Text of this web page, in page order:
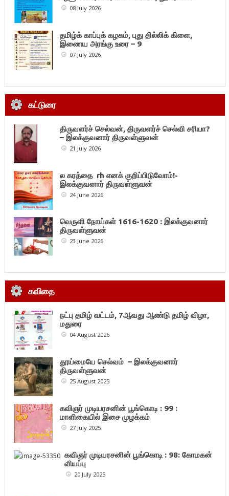
08 July 2026
தமிழ்க் காப்புக் கழகம், புது தில்லிக் கிளை,
இணைய அரங்கு உரை – 9
07 July 2026
கட்டுரை
திருவளர்ச் செல்வன், திருவளர்ச் செல்வி சரியா?
– இலக்குவனார் திருவள்ளுவன்
21 July 2026
ல கரத்தை rh எனக் குறிப்பிடுவோம்!-
இலக்குவனார் திருவள்ளுவன்
24 June 2026
வெருளி நோய்கள் 1616-1620 : இலக்குவனார்
திருவள்ளுவன்
23 June 2026
கவிதை
நட்பு தமிழ் வட்டம், 7ஆவது ஆண்டு தமிழ் விழா,
மதுரை
04 August 2026
தூய்மையே செல்வம் – இலக்குவனார்
திருவள்ளுவன்
25 August 2025
கவிஞர் முடியரசனின் பூங்கொடி : 99 :
மாளிகையில் இசை முழக்கம்
27 July 2025
கவிஞர் முடியரசனின் பூங்கொடி : 98: கோமகன்
வியப்பு
20 July 2025